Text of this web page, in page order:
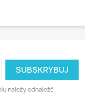
należy odnaleźć